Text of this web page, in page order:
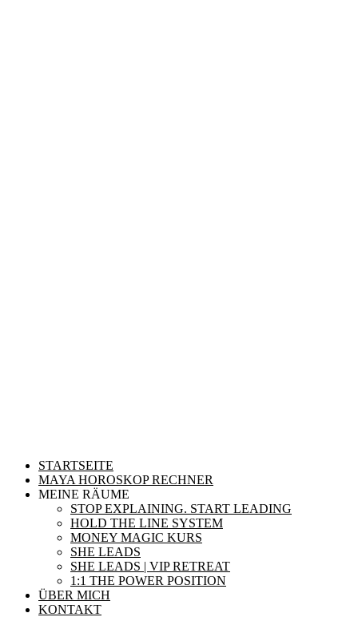
STARTSEITE
MAYA HOROSKOP RECHNER
MEINE RÄUME
STOP EXPLAINING. START LEADING
HOLD THE LINE SYSTEM
MONEY MAGIC KURS
SHE LEADS
SHE LEADS | VIP RETREAT
1:1 THE POWER POSITION
ÜBER MICH
KONTAKT